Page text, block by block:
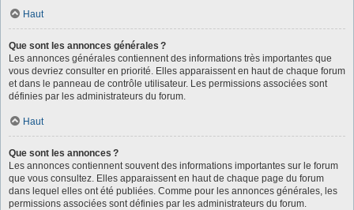
Haut
Que sont les annonces générales ?
Les annonces générales contiennent des informations très importantes que
vous devriez consulter en priorité. Elles apparaissent en haut de chaque forum
et dans le panneau de contrôle utilisateur. Les permissions associées sont
définies par les administrateurs du forum.
Haut
Que sont les annonces ?
Les annonces contiennent souvent des informations importantes sur le forum
que vous consultez. Elles apparaissent en haut de chaque page du forum
dans lequel elles ont été publiées. Comme pour les annonces générales, les
permissions associées sont définies par les administrateurs du forum.